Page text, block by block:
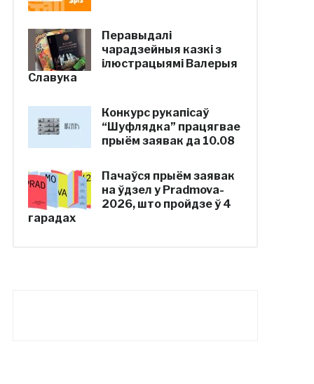
Перавыдалі
чарадзейныя казкі з
ілюстрацыямі Валерыя
Славука
Конкурс рукапісаў
“Шуфлядка” працягвае
прыём заявак да 10.08
Пачаўся прыём заявак
на ўдзел у Pradmova-
2026, што пройдзе ў 4
гарадах